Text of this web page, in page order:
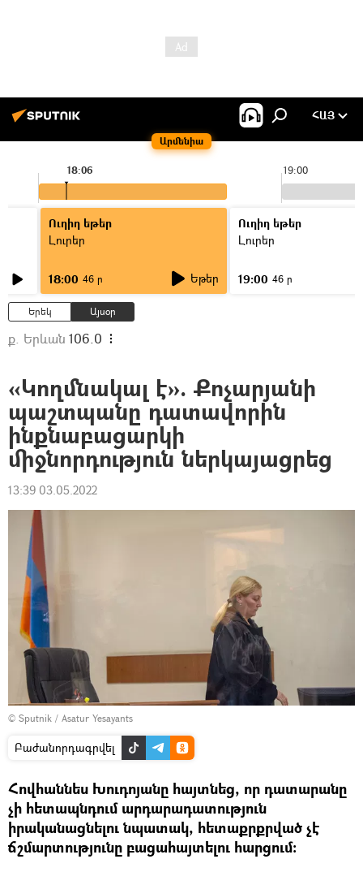
Արմենիա
ՀԱՅ
19:00
18:06
Ուղիղ եթեր
Լուրեր
18:00 46 ր Եթեր
Ուղիղ եթեր
Լուրեր
19:00 46 ր
Երեկ Այսօր
ք. Երևան 106.0
«Կողմնակալ է». Քոչարյանի
պաշտպանը դատավորին
ինքնաբացարկի
միջնորդություն ներկայացրեց
13:39 03.05.2022
© Sputnik / Asatur Yesayants
Բաժանորդագրվել
Հովհաննես Խուդոյանը հայտնեց, որ դատարանը
չի հետապնդում արդարադատություն
իրականացնելու նպատակ, հետաքրքրված չէ
ճշմարտությունը բացահայտելու հարցում։